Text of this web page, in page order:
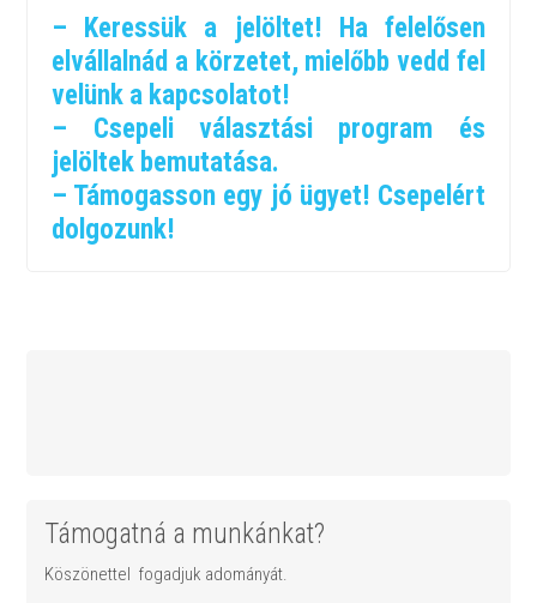
– Keressük a jelöltet! Ha felelősen
elvállalnád a körzetet, mielőbb vedd fel
velünk a kapcsolatot!
– Csepeli választási program és
jelöltek bemutatása.
– Támogasson egy jó ügyet! Csepelért
dolgozunk!
Támogatná a munkánkat?
Köszönettel fogadjuk adományát.